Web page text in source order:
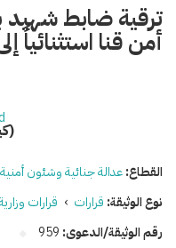
ترقية ضابط شهيد
أمن قنا استثنائياً
(8 كيلوبايت)
القطاع:عدالة جنائية وشئون أمنية
نوع الوثيقة: قرارات › قرارات
رقم الوثيقة/الدعوى: 959